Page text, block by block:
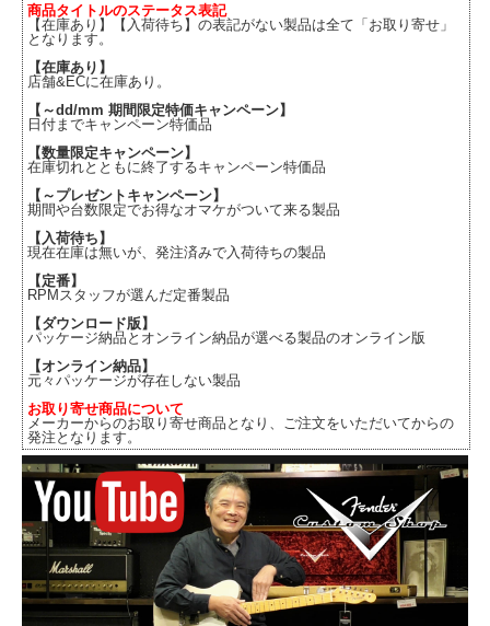
商品タイトルのステータス表記
【在庫あり】【入荷待ち】の表記がない製品は全て「お取り寄せ」
となります。
【在庫あり】
店舗&ECに在庫あり。
【～dd/mm 期間限定特価キャンペーン】
日付までキャンペーン特価品
【数量限定キャンペーン】
在庫切れとともに終了するキャンペーン特価品
【～プレゼントキャンペーン】
期間や台数限定でお得なオマケがついて来る製品
【入荷待ち】
現在在庫は無いが、発注済みで入荷待ちの製品
【定番】
RPMスタッフが選んだ定番製品
【ダウンロード版】
パッケージ納品とオンライン納品が選べる製品のオンライン版
【オンライン納品】
元々パッケージが存在しない製品
お取り寄せ商品について
メーカーからのお取り寄せ商品となり、ご注文をいただいてからの
発注となります。